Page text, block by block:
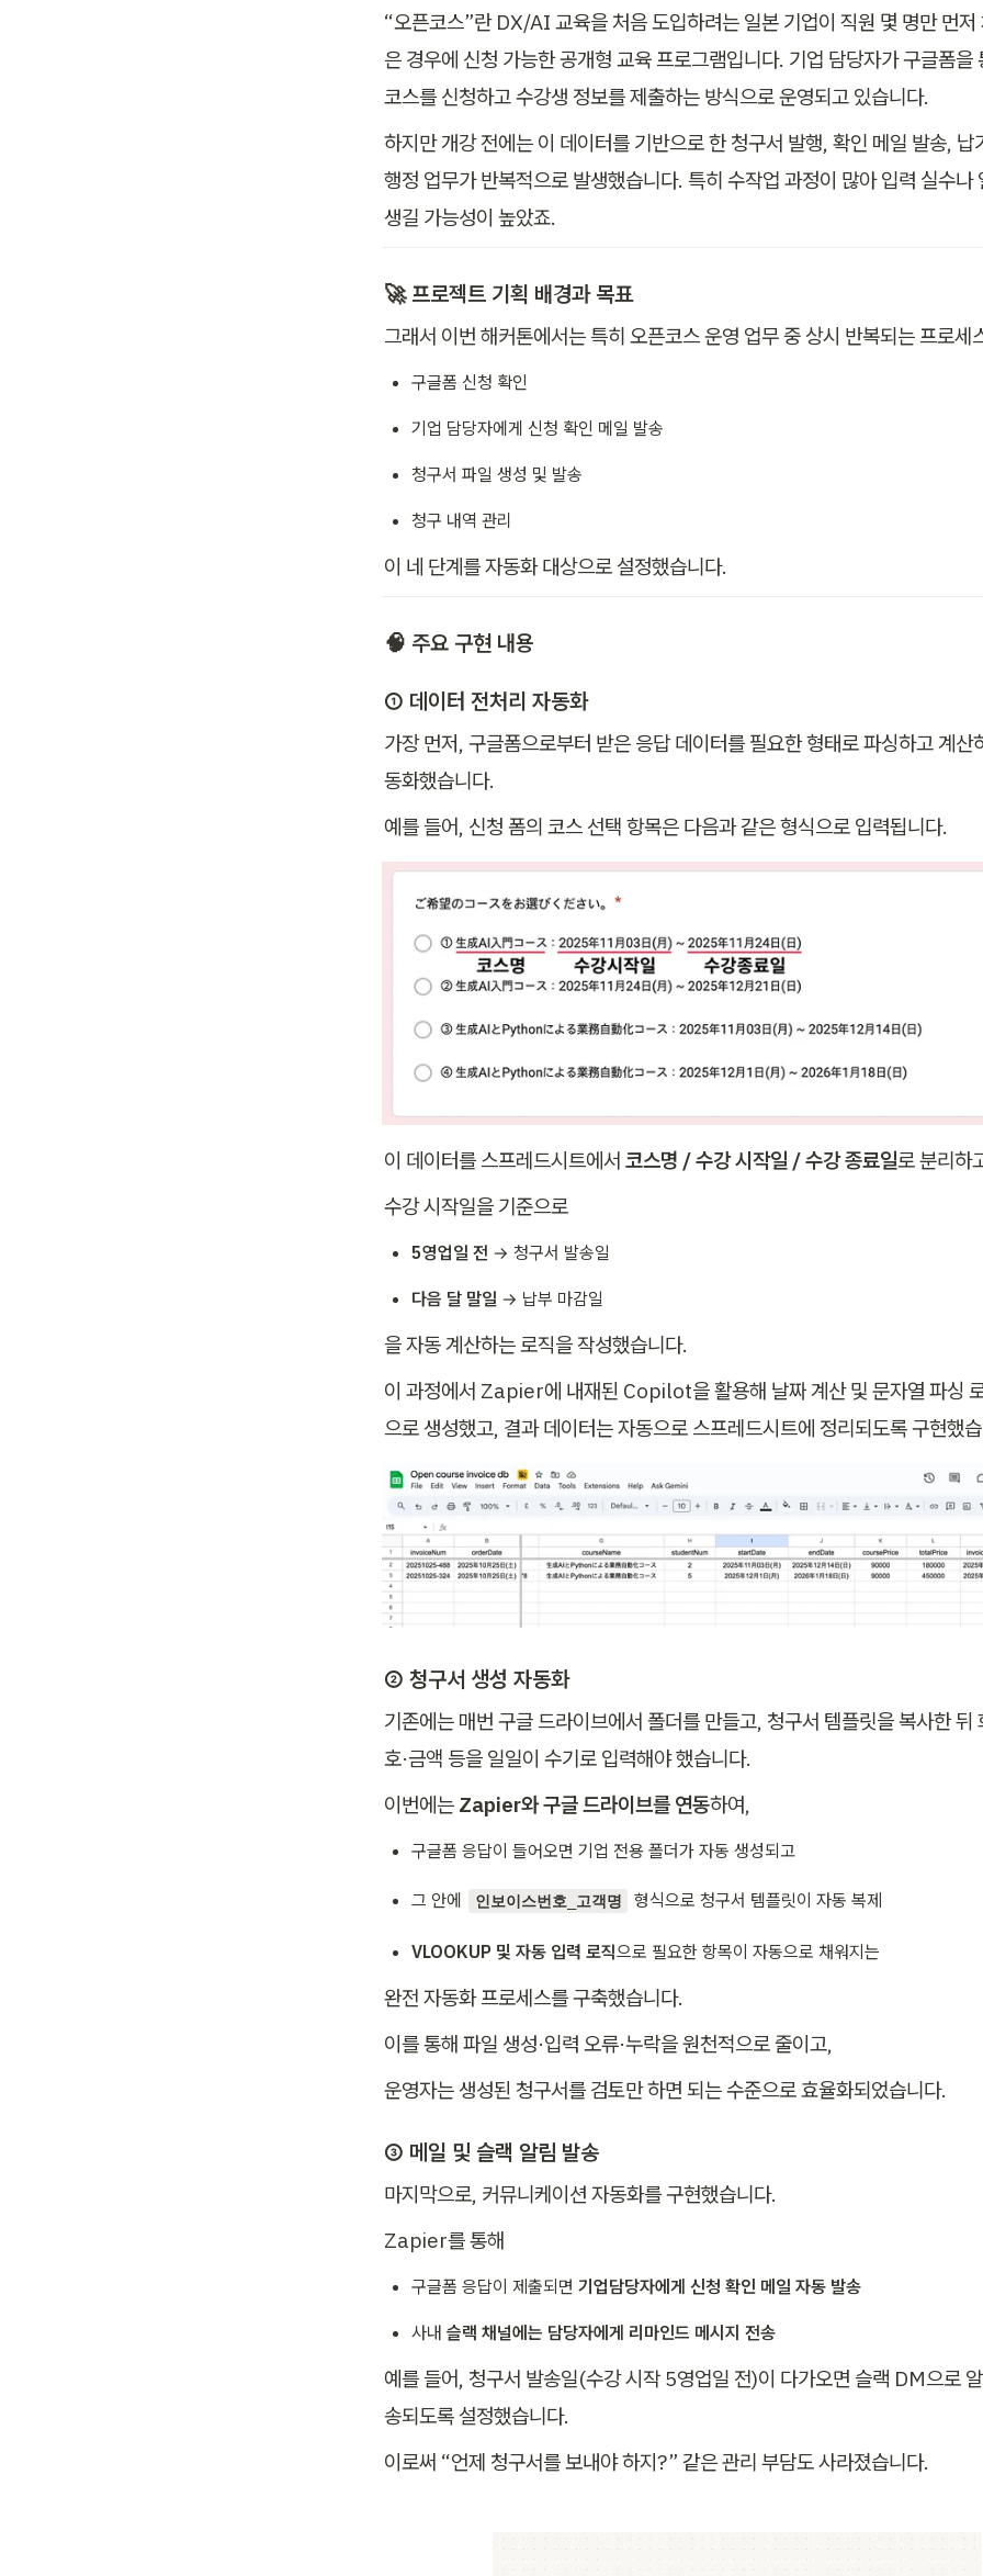
“오픈코스”란 DX/AI 교육을 처음 도입하려는 일본 기업이 직원 몇 명만 먼저
은 경우에 신청 가능한 공개형 교육 프로그램입니다. 기업 담당자가 구글폼을
코스를 신청하고 수강생 정보를 제출하는 방식으로 운영되고 있습니다.
하지만 개강 전에는 이 데이터를 기반으로 한 청구서 발행, 확인 메일 발송, 납
행정 업무가 반복적으로 발생했습니다. 특히 수작업 과정이 많아 입력 실수나
생길 가능성이 높았죠.
🚀 프로젝트 기획 배경과 목표
그래서 이번 해커톤에서는 특히 오픈코스 운영 업무 중 상시 반복되는 프로세
구글폼 신청 확인
기업 담당자에게 신청 확인 메일 발송
청구서 파일 생성 및 발송
청구 내역 관리
이 네 단계를 자동화 대상으로 설정했습니다.
🧠 주요 구현 내용
① 데이터 전처리 자동화
가장 먼저, 구글폼으로부터 받은 응답 데이터를 필요한 형태로 파싱하고 계산
동화했습니다.
예를 들어, 신청 폼의 코스 선택 항목은 다음과 같은 형식으로 입력됩니다.
이 데이터를 스프레드시트에서 코스명 / 수강 시작일 / 수강 종료일로 분리하
수강 시작일을 기준으로
5영업일 전 → 청구서 발송일
다음 달 말일 → 납부 마감일
을 자동 계산하는 로직을 작성했습니다.
이 과정에서 Zapier에 내재된 Copilot을 활용해 날짜 계산 및 문자열 파싱
으로 생성했고, 결과 데이터는 자동으로 스프레드시트에 정리되도록 구현했
② 청구서 생성 자동화
기존에는 매번 구글 드라이브에서 폴더를 만들고, 청구서 템플릿을 복사한 뒤
호·금액 등을 일일이 수기로 입력해야 했습니다.
이번에는 Zapier와 구글 드라이브를 연동하여,
구글폼 응답이 들어오면 기업 전용 폴더가 자동 생성되고
그 안에 인보이스번호_고객명 형식으로 청구서 템플릿이 자동 복제
VLOOKUP 및 자동 입력 로직으로 필요한 항목이 자동으로 채워지는
완전 자동화 프로세스를 구축했습니다.
이를 통해 파일 생성·입력 오류·누락을 원천적으로 줄이고,
운영자는 생성된 청구서를 검토만 하면 되는 수준으로 효율화되었습니다.
③ 메일 및 슬랙 알림 발송
마지막으로, 커뮤니케이션 자동화를 구현했습니다.
Zapier를 통해
구글폼 응답이 제출되면 기업담당자에게 신청 확인 메일 자동 발송
사내 슬랙 채널에는 담당자에게 리마인드 메시지 전송
예를 들어, 청구서 발송일(수강 시작 5영업일 전)이 다가오면 슬랙 DM으로
송되도록 설정했습니다.
이로써 “언제 청구서를 보내야 하지?” 같은 관리 부담도 사라졌습니다.